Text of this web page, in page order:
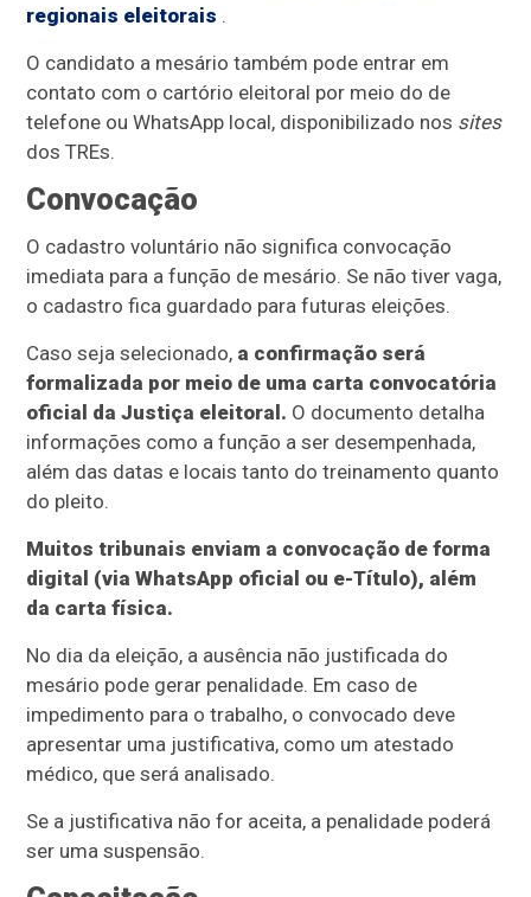
regionais eleitorais .
O candidato a mesário também pode entrar em
contato com o cartório eleitoral por meio do de
telefone ou WhatsApp local, disponibilizado nos sites
dos TREs.
Convocação
O cadastro voluntário não significa convocação
imediata para a função de mesário. Se não tiver vaga,
o cadastro fica guardado para futuras eleições.
Caso seja selecionado, a confirmação será
formalizada por meio de uma carta convocatória
oficial da Justiça eleitoral. O documento detalha
informações como a função a ser desempenhada,
além das datas e locais tanto do treinamento quanto
do pleito.
Muitos tribunais enviam a convocação de forma
digital (via WhatsApp oficial ou e-Título), além
da carta física.
No dia da eleição, a ausência não justificada do
mesário pode gerar penalidade. Em caso de
impedimento para o trabalho, o convocado deve
apresentar uma justificativa, como um atestado
médico, que será analisado.
Se a justificativa não for aceita, a penalidade poderá
ser uma suspensão.